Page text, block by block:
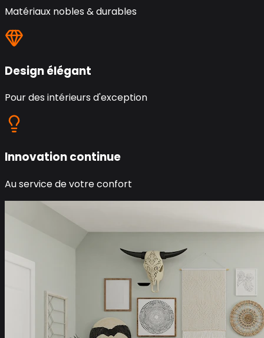
Matériaux nobles & durables
Design élégant
Pour des intérieurs d'exception
Innovation continue
Au service de votre confort